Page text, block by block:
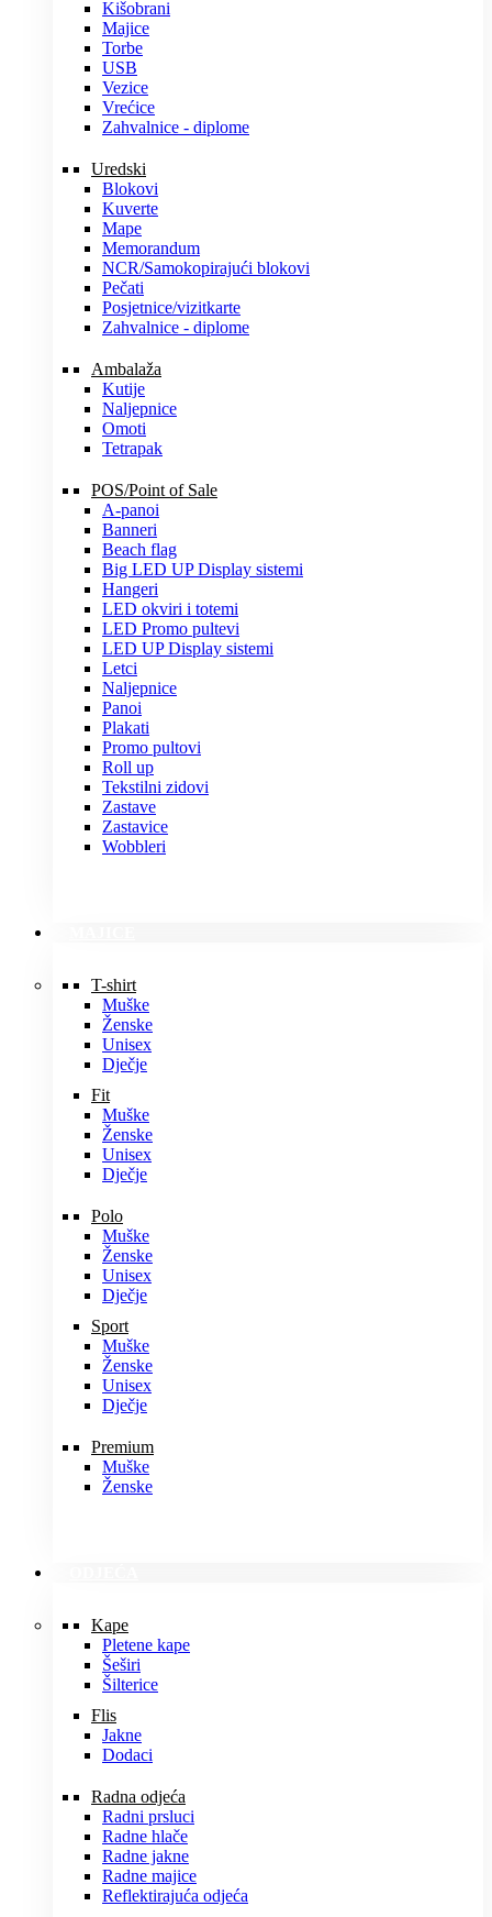
Kišobrani
Majice
Torbe
USB
Vezice
Vrećice
Zahvalnice - diplome
Uredski
Blokovi
Kuverte
Mape
Memorandum
NCR/Samokopirajući blokovi
Pečati
Posjetnice/vizitkarte
Zahvalnice - diplome
Ambalaža
Kutije
Naljepnice
Omoti
Tetrapak
POS/Point of Sale
A-panoi
Banneri
Beach flag
Big LED UP Display sistemi
Hangeri
LED okviri i totemi
LED Promo pultevi
LED UP Display sistemi
Letci
Naljepnice
Panoi
Plakati
Promo pultovi
Roll up
Tekstilni zidovi
Zastave
Zastavice
Wobbleri
T-shirt
Muške
Ženske
Unisex
Dječje
Fit
Muške
Ženske
Unisex
Dječje
Polo
Muške
Ženske
Unisex
Dječje
Sport
Muške
Ženske
Unisex
Dječje
Premium
Muške
Ženske
Kape
Pletene kape
Šeširi
Šilterice
Flis
Jakne
Dodaci
Radna odjeća
Radni prsluci
Radne hlače
Radne jakne
Radne majice
Reflektirajuća odjeća